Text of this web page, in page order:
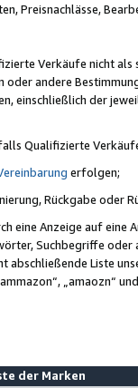
Preisnachlässe,
Verkäufe nicht
andere
einschließlich der
Qualifizierte
erfolgen;
Rückgabe oder
eine Anzeige auf
Suchbegriffe
abschließende Liste
„amaozn“
der Marken